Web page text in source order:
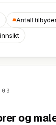
Antall
03
og